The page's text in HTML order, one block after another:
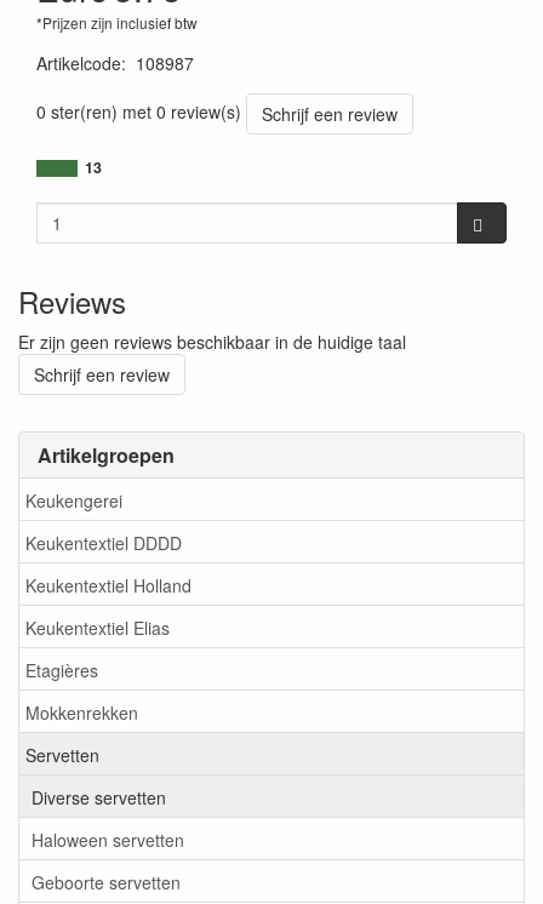
Artikelgroepen
Keukengerei
Keukentextiel DDDD
Keukentextiel Holland
Keukentextiel Elias
Etagières
Mokkenrekken
Servetten
Diverse servetten
Haloween servetten
Geboorte servetten
*Prijzen zijn inclusief btw
Artikelcode: 108987
0 ster(ren) met 0 review(s)
Schrijf een review
13
Reviews
Er zijn geen reviews beschikbaar in de huidige taal
Schrijf een review